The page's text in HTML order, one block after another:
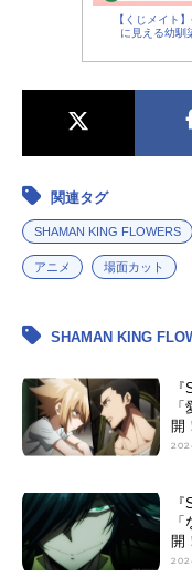
マリオン・ファウナ：
マチルダ・マティス：
【くじメイト
に見える幼馴
関連タグ
SHAMAN KING FLOWERS
アニメ 場面カット
SHAMAN KING
開
開